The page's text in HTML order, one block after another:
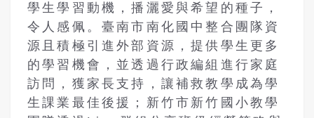
學生學習動機，播灑愛與希望的種子，
令人感佩。臺南市南化國中整合團隊資
源且積極引進外部資源，提供學生更多
的學習機會，並透過行政編組進行家庭
訪問，獲家長支持，讓補救教學成為學
生課業最佳後援；新竹市新竹國小教學